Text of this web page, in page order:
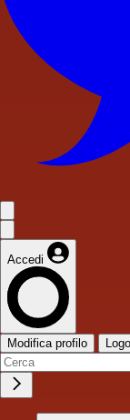
Accedi
Modifica profilo